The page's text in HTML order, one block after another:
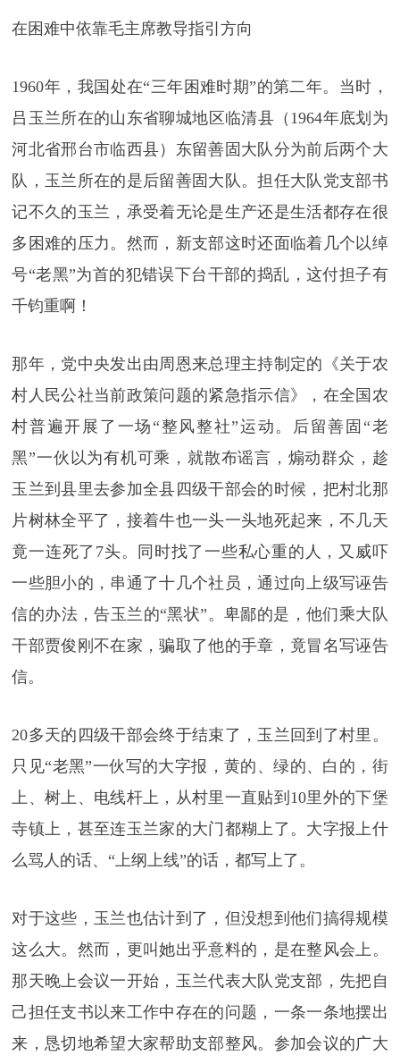
在困难中依靠毛主席教导指引方向
1960年，我国处在“三年困难时期”的第二年。当时，
吕玉兰所在的山东省聊城地区临清县（1964年底划为
河北省邢台市临西县）东留善固大队分为前后两个大
队，玉兰所在的是后留善固大队。担任大队党支部书
记不久的玉兰，承受着无论是生产还是生活都存在很
多困难的压力。然而，新支部这时还面临着几个以绰
号“老黑”为首的犯错误下台干部的捣乱，这付担子有
千钧重啊！
那年，党中央发出由周恩来总理主持制定的《关于农
村人民公社当前政策问题的紧急指示信》，在全国农
村普遍开展了一场“整风整社”运动。后留善固“老
黑”一伙以为有机可乘，就散布谣言，煽动群众，趁
玉兰到县里去参加全县四级干部会的时候，把村北那
片树林全平了，接着牛也一头一头地死起来，不几天
竟一连死了7头。同时找了一些私心重的人，又威吓
一些胆小的，串通了十几个社员，通过向上级写诬告
信的办法，告玉兰的“黑状”。卑鄙的是，他们乘大队
干部贾俊刚不在家，骗取了他的手章，竟冒名写诬告
信。
20多天的四级干部会终于结束了，玉兰回到了村里。
只见“老黑”一伙写的大字报，黄的、绿的、白的，街
上、树上、电线杆上，从村里一直贴到10里外的下堡
寺镇上，甚至连玉兰家的大门都糊上了。大字报上什
么骂人的话、“上纲上线”的话，都写上了。
对于这些，玉兰也估计到了，但没想到他们搞得规模
这么大。然而，更叫她出乎意料的，是在整风会上。
那天晚上会议一开始，玉兰代表大队党支部，先把自
己担任支书以来工作中存在的问题，一条一条地摆出
来，恳切地希望大家帮助支部整风。参加会议的广大